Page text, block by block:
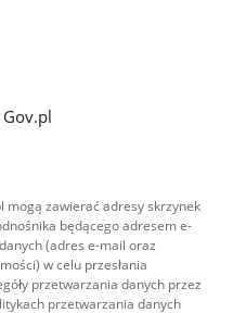
mogą zawierać adresy skrzynek
będącego adresem e-
(adres e-mail oraz
w celu przesłania
przetwarzania danych przez
przetwarzania danych